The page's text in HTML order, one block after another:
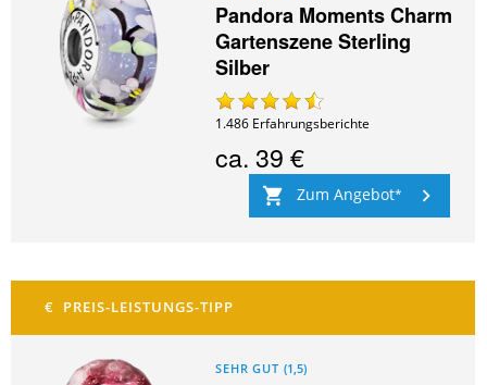
Pandora Moments Charm
Gartenszene Sterling
Silber
1.486 Erfahrungsberichte
ca.39 €
Zum Angebot
SEHR GUT (1,5)